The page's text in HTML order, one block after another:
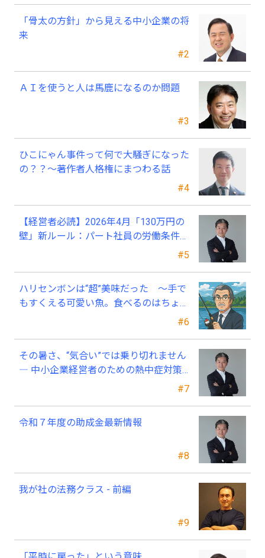
#2
「骨太の方針」から見える中小企業の将
来
#3
ＡＩを使うと人は馬鹿になるのか問題
#4
ひこにゃん事件って何で大騒ぎになった
の？？～著作者人格権にまつわる話
#5
【経営者必読】2026年4月「130万円の
壁」新ルール：パート社員の労働条件通
#6
ハリセンボンは“超”美味だった ～手で
もすくえる可愛い魚。食べるのはちょっ
#7
その暑さ、“気合い”では乗り切れません
― 中小企業経営者のための熱中症対策
#8
令和７年度の助成金最新情報
#9
我が社の法務クラス - 前編